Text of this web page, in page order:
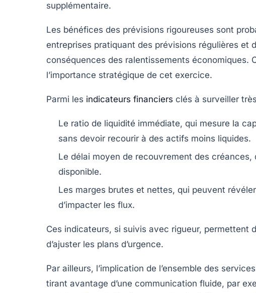
supplémentaire.
Les bénéfices des prévisions rigoureuses sont
entreprises pratiquant des prévisions régulières et
conséquences des ralentissements économiques.
l’importance stratégique de cet exercice.
Parmi les indicateurs financiers clés à surveiller
Le ratio de liquidité immédiate, qui mesure la
sans devoir recourir à des actifs moins liquides.
Le délai moyen de recouvrement des
disponible.
Les marges brutes et nettes, qui peuvent
d’impacter les flux.
Ces indicateurs, si suivis avec rigueur, permettent
d’ajuster les plans d’urgence.
Par ailleurs, l’implication de l’ensemble des
tirant avantage d’une communication fluide, par